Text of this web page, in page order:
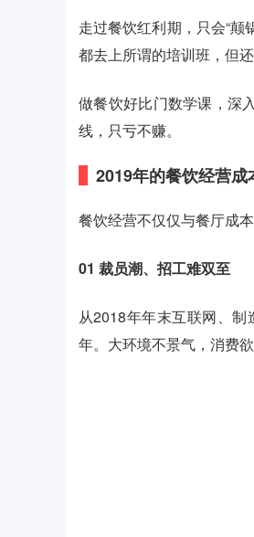
走过餐饮红利期，只会“颠
都去上所谓的培训班，但
做餐饮好比门数学课，深
线，只亏不赚。
2019年的餐饮经营成
餐饮经营不仅仅与餐厅成
01 裁员潮、招工难双至
从2018年年末互联网、
年。大环境不景气，消费欲